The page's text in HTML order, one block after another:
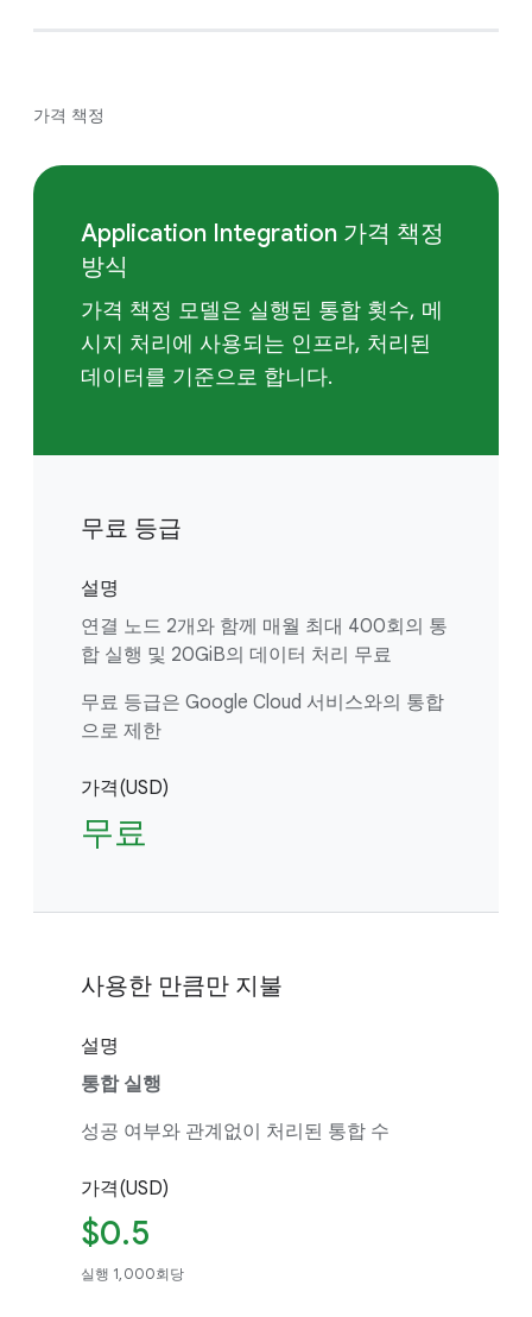
가격 책정
Application Integration 가격 책정
방식
가격 책정 모델은 실행된 통합 횟수, 메
시지 처리에 사용되는 인프라, 처리된
데이터를 기준으로 합니다.
무료 등급
설명
연결 노드 2개와 함께 매월 최대 400회의 통
합 실행 및 20GiB의 데이터 처리 무료
무료 등급은 Google Cloud 서비스와의 통합
으로 제한
가격(USD)
무료
사용한 만큼만 지불
설명
통합 실행
성공 여부와 관계없이 처리된 통합 수
가격(USD)
$0.5
실행 1,000회당